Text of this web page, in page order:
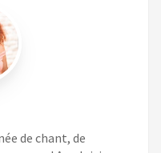
de chant, de